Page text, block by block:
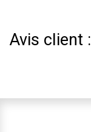
Avis client :